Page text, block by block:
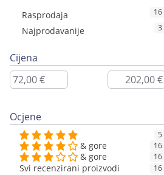
Rasprodaja 16
Najprodavanije 3
Cijena
Ocjene
5
& gore 16
& gore 16
Svi recenzirani proizvodi 16